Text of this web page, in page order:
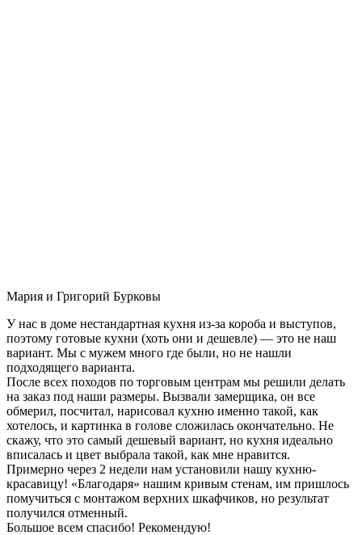
Мария и Григорий Бурковы
У нас в доме нестандартная кухня из-за короба и выступов,
поэтому готовые кухни (хоть они и дешевле) — это не наш
вариант. Мы с мужем много где были, но не нашли
подходящего варианта.
После всех походов по торговым центрам мы решили делать
на заказ под наши размеры. Вызвали замерщика, он все
обмерил, посчитал, нарисовал кухню именно такой, как
хотелось, и картинка в голове сложилась окончательно. Не
скажу, что это самый дешевый вариант, но кухня идеально
вписалась и цвет выбрала такой, как мне нравится.
Примерно через 2 недели нам установили нашу кухню-
красавицу! «Благодаря» нашим кривым стенам, им пришлось
помучиться с монтажом верхних шкафчиков, но результат
получился отменный.
Большое всем спасибо! Рекомендую!